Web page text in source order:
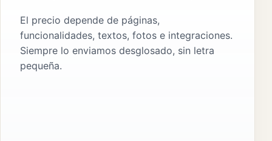
El precio depende de páginas,
funcionalidades, textos, fotos e integraciones.
Siempre lo enviamos desglosado, sin letra
pequeña.